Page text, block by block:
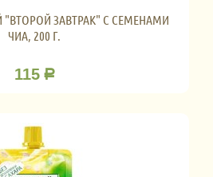
"ВТОРОЙ ЗАВТРАК" С СЕМЕНАМИ
ЧИА, 200 Г.
115 Р